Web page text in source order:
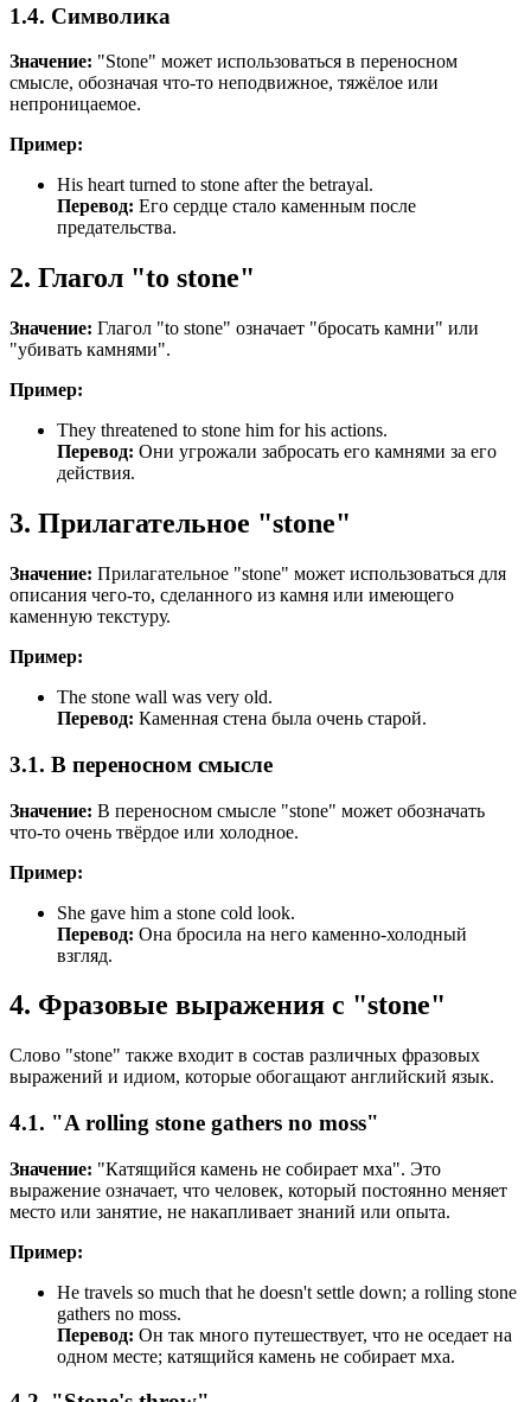
1.4. Символика
Значение: "Stone" может использоваться в переносном
смысле, обозначая что-то неподвижное, тяжёлое или
непроницаемое.
Пример:
His heart turned to stone after the betrayal.
Перевод: Его сердце стало каменным после
предательства.
2. Глагол "to stone"
Значение: Глагол "to stone" означает "бросать камни" или
"убивать камнями".
Пример:
They threatened to stone him for his actions.
Перевод: Они угрожали забросать его камнями за его
действия.
3. Прилагательное "stone"
Значение: Прилагательное "stone" может использоваться для
описания чего-то, сделанного из камня или имеющего
каменную текстуру.
Пример:
The stone wall was very old.
Перевод: Каменная стена была очень старой.
3.1. В переносном смысле
Значение: В переносном смысле "stone" может обозначать
что-то очень твёрдое или холодное.
Пример:
She gave him a stone cold look.
Перевод: Она бросила на него каменно-холодный
взгляд.
4. Фразовые выражения с "stone"
Слово "stone" также входит в состав различных фразовых
выражений и идиом, которые обогащают английский язык.
4.1. "A rolling stone gathers no moss"
Значение: "Катящийся камень не собирает мха". Это
выражение означает, что человек, который постоянно меняет
место или занятие, не накапливает знаний или опыта.
Пример:
He travels so much that he doesn't settle down; a rolling stone
gathers no moss.
Перевод: Он так много путешествует, что не оседает на
одном месте; катящийся камень не собирает мха.